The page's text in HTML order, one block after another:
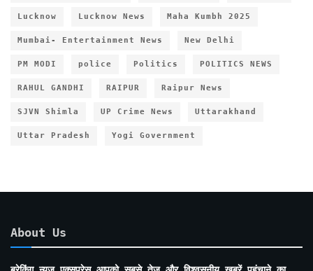
Lucknow Lucknow News Maha Kumbh 2025
Mumbai- Entertainment News New Delhi
PM MODI police Politics POLITICS NEWS
RAHUL GANDHI RAIPUR Raipur News
SJVN Shimla UP Crime News Uttarakhand
Uttar Pradesh Yogi Government
About Us